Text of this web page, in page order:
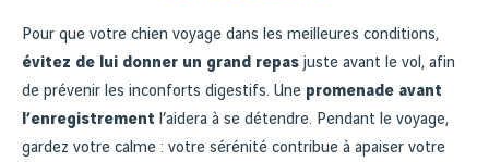
Pour que votre chien voyage dans les meilleures conditions,
évitez de lui donner un grand repas juste avant le vol, afin
de prévenir les inconforts digestifs. Une promenade avant
l’enregistrement l’aidera à se détendre. Pendant le voyage,
gardez votre calme : votre sérénité contribue à apaiser votre